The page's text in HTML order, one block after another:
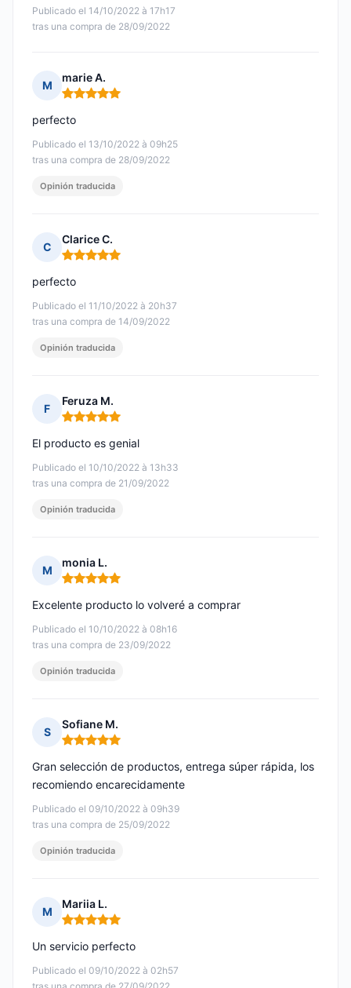
Publicado el 14/10/2022 à 17h17
tras una compra de 28/09/2022
M
marie A.
Nota: 5 de 5
Publicado el 13/10/2022 à 09h25
tras una compra de 28/09/2022
perfecto
Opinión traducida
C
Clarice C.
Nota: 5 de 5
Publicado el 11/10/2022 à 20h37
tras una compra de 14/09/2022
perfecto
Opinión traducida
F
Feruza M.
Nota: 5 de 5
Publicado el 10/10/2022 à 13h33
tras una compra de 21/09/2022
El producto es genial
Opinión traducida
M
monia L.
Nota: 5 de 5
Publicado el 10/10/2022 à 08h16
tras una compra de 23/09/2022
Excelente producto lo volveré a comprar
Opinión traducida
S
Sofiane M.
Nota: 5 de 5
Publicado el 09/10/2022 à 09h39
tras una compra de 25/09/2022
Gran selección de productos, entrega súper rápida, los
recomiendo encarecidamente
Opinión traducida
M
Mariia L.
Nota: 5 de 5
Publicado el 09/10/2022 à 02h57
Un servicio perfecto